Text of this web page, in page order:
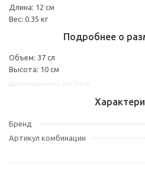
Длина: 12 см
Вес: 0.35 кг
Подробнее о
Объем: 37 сл
Высота: 10 см
Бренд
Артикул комбинации